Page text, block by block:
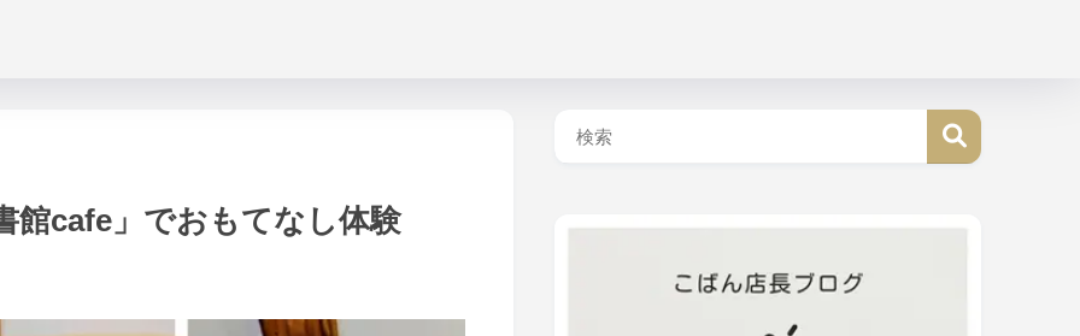
館cafe」でおもてなし体験